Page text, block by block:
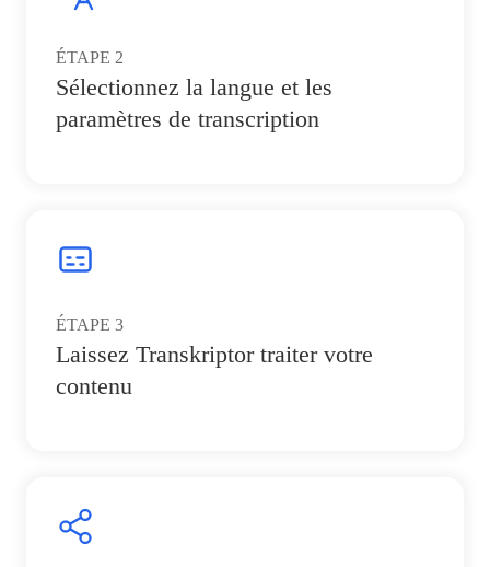
ÉTAPE 2
Sélectionnez la langue et les
paramètres de transcription
ÉTAPE 3
Laissez Transkriptor traiter votre
contenu